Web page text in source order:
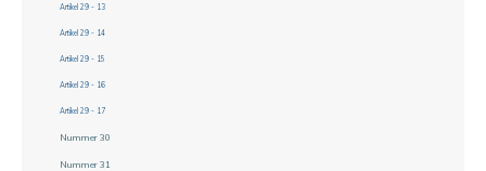
Artikel 29 - 13
Artikel 29 - 14
Artikel 29 - 15
Artikel 29 - 16
Artikel 29 - 17
Nummer 30
Nummer 31